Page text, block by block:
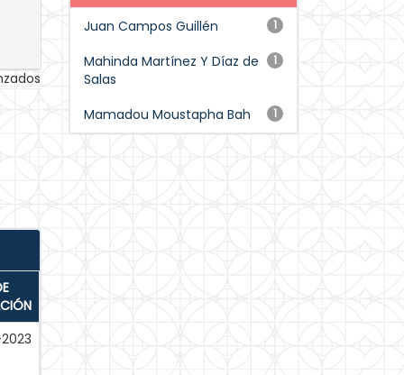
1
Juan Campos Guillén
1
Mahinda Martínez Y Díaz de
Salas
1
Mamadou Moustapha Bah